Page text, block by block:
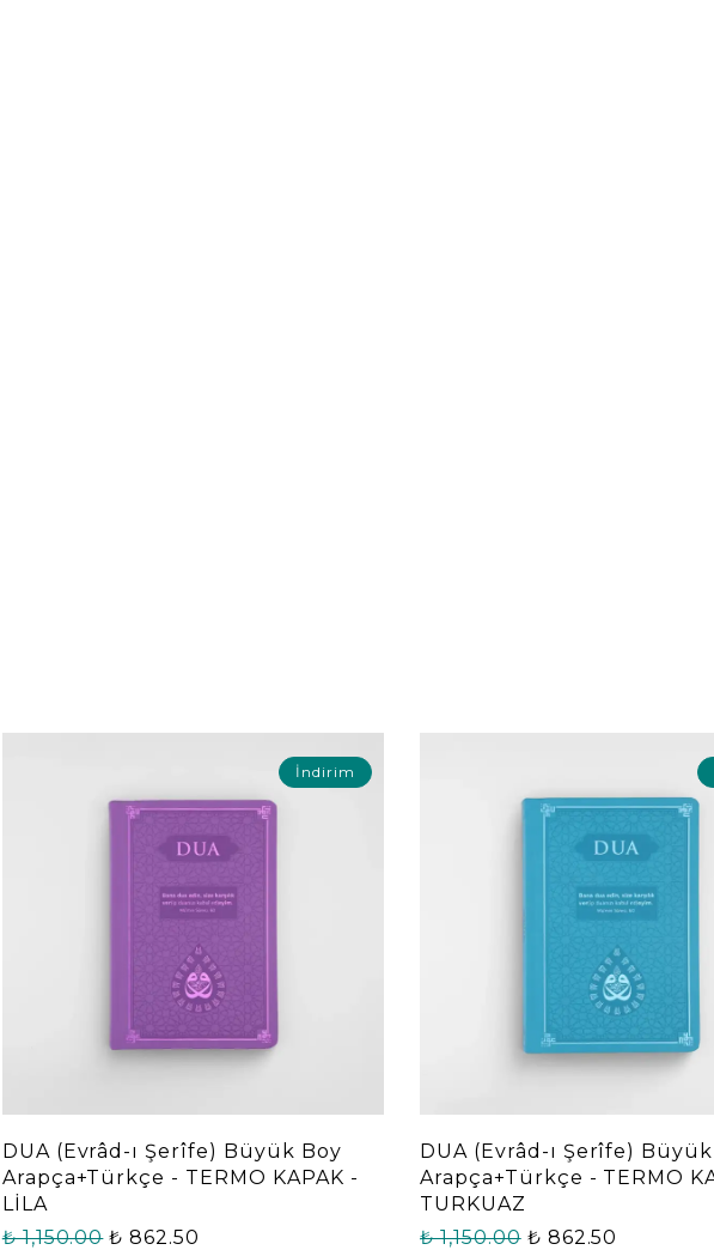
İndirim
DUA (Evrâd-ı Şerîfe) Büyük Boy
Arapça+Türkçe - TERMO KAPAK -
LİLA
₺ 1,150.00 ₺ 862.50
DUA (Evrâd-ı Şerîfe)
Arapça+Türkçe - TERMO
TURKUAZ
₺ 1,150.00 ₺ 862.50